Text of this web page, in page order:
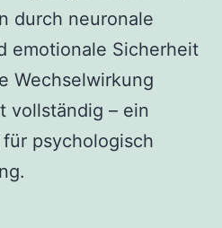
durch neuronale
emotionale Sicherheit
Wechselwirkung
vollständig – ein
psychologisch